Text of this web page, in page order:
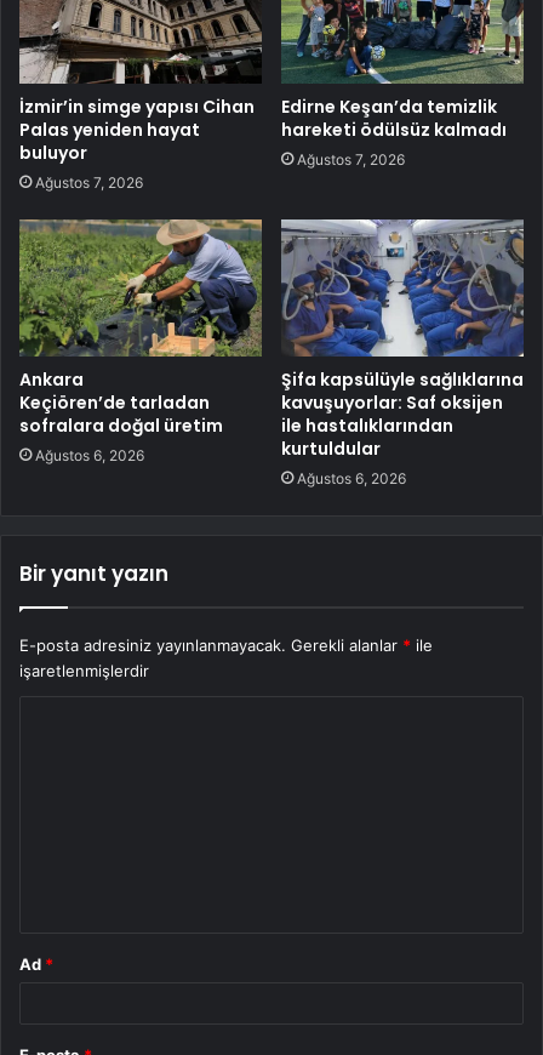
İzmir’in simge yapısı Cihan
Palas yeniden hayat
buluyor
Ağustos 7, 2026
Edirne Keşan’da temizlik
hareketi ödülsüz kalmadı
Ağustos 7, 2026
Ankara
Keçiören’de tarladan
sofralara doğal üretim
Ağustos 6, 2026
Şifa kapsülüyle sağlıklarına
kavuşuyorlar: Saf oksijen
ile hastalıklarından
kurtuldular
Ağustos 6, 2026
Bir yanıt yazın
E-posta adresiniz yayınlanmayacak. Gerekli alanlar * ile
işaretlenmişlerdir
Ad *